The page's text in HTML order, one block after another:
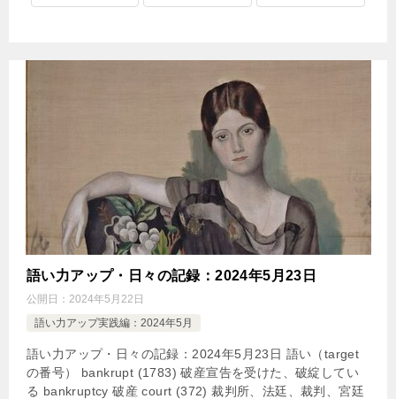
語い力アップ・日々の記録：2024年5月23日
公開日： 2024年5月22日
語い力アップ実践編：2024年5月
語い力アップ・日々の記録：2024年5月23日 語い（target
の番号） bankrupt (1783) 破産宣告を受けた、破綻してい
る bankruptcy 破産 court (372) 裁判所、法廷、裁判、宮廷